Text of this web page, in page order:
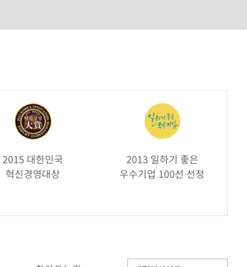
2015 대한민국
혁신경영대상
2013 일하기 좋은
우수기업 100선 선정